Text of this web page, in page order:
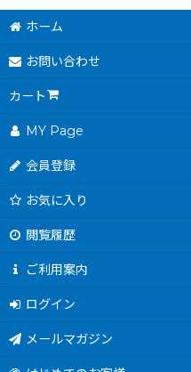
ホーム
お問い合わせ
カート
MY Page
会員登録
お気に入り
閲覧履歴
ご利用案内
ログイン
メールマガジン